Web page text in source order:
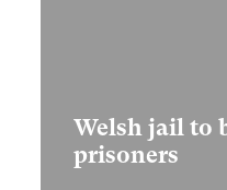
Welsh jail to
prisoners